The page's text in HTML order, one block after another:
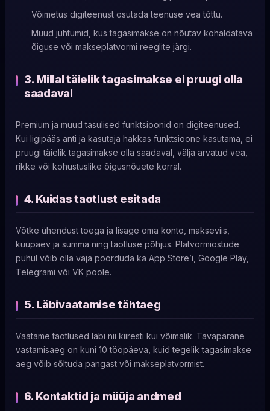
Võimetus digiteenust osutada teenuse vea tõttu.
Muud juhtumid, kus tagasimakse on nõutav kohaldatava
õiguse või makseplatvormi reeglite järgi.
3. Millal täielik tagasimakse ei pruugi olla
saadaval
Premium ja muud tasulised funktsioonid on digiteenused.
Kui ligipääs anti ja kasutaja hakkas funktsioone kasutama, ei
pruugi täielik tagasimakse olla saadaval, välja arvatud vea,
rikke või kohustuslike õigusnõuete korral.
4. Kuidas taotlust esitada
Võtke ühendust toega ja lisage oma konto, makseviis,
kuupäev ja summa ning taotluse põhjus. Platvormiostude
puhul võib olla vaja pöörduda ka App Store’i, Google Play,
Telegrami või VK poole.
5. Läbivaatamise tähtaeg
Vaatame taotlused läbi nii kiiresti kui võimalik. Tavapärane
vastamisaeg on kuni 10 tööpäeva, kuid tegelik tagasimakse
aeg võib sõltuda pangast või makseplatvormist.
6. Kontaktid ja müüja andmed